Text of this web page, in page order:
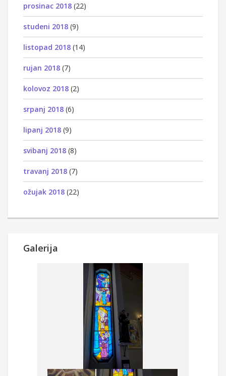
prosinac 2018 (22)
studeni 2018 (9)
listopad 2018 (14)
rujan 2018 (7)
kolovoz 2018 (2)
srpanj 2018 (6)
lipanj 2018 (9)
svibanj 2018 (8)
travanj 2018 (7)
ožujak 2018 (22)
Galerija